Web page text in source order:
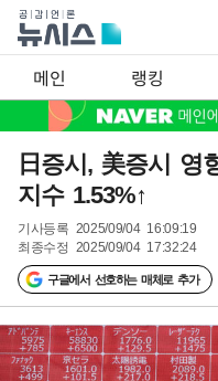
메인 랭킹
日증시, 美증시 영
지수 1.53%↑
기사등록 2025/09/04 16:09:19
최종수정 2025/09/04 17:32:24
구글에서 선호하는 매체로 추가